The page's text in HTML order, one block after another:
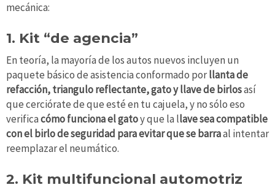
mecánica:
1. Kit “de agencia”
En teoría, la mayoría de los autos nuevos incluyen un
paquete básico de asistencia conformado porllanta de
refacción, triangulo reflectante, gato y llave de birlosasí
que cerciórate de que esté en tu cajuela, y no sólo eso
verificacómo funciona el gatoy que la llave sea compatible
con el birlo de seguridad para evitar que se barraal intentar
reemplazar el neumático.
2. Kit multifuncional automotriz